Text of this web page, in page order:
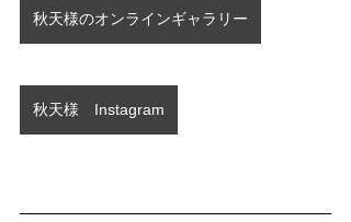
秋天様のオンラインギャラリー
秋天様 Instagram